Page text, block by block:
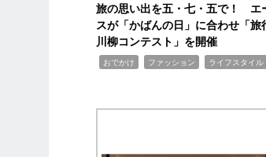
旅の思い出を五・七・五で！ エ
スが「かばんの日」に合わせ「旅
川柳コンテスト」を開催
おでかけ ファッション ライフスタイル